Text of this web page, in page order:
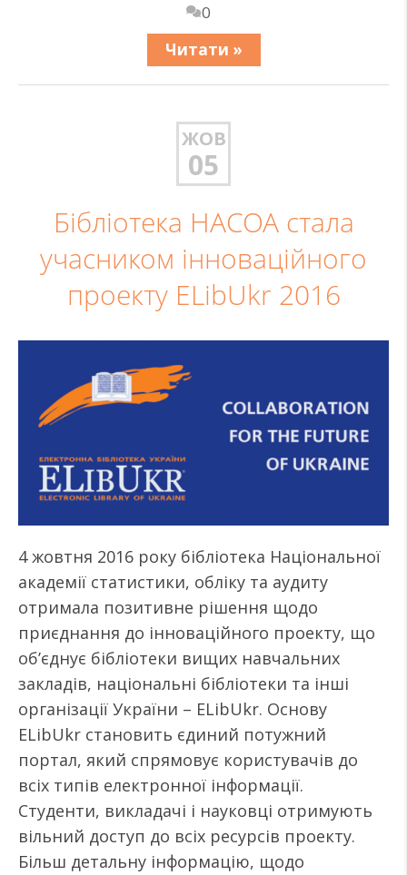
0
Читати »
ЖОВ
05
Бібліотека НАСОА стала
учасником інноваційного
проекту ELibUkr 2016
4 жовтня 2016 року бібліотека Національної
академії статистики, обліку та аудиту
отримала позитивне рішення щодо
приєднання до інноваційного проекту, що
об’єднує бібліотеки вищих навчальних
закладів, національні бібліотеки та інші
організації України – ELibUkr. Основу
ELibUkr становить єдиний потужний
портал, який спрямовує користувачів до
всіх типів електронної інформації.
Студенти, викладачі і науковці отримують
вільний доступ до всіх ресурсів проекту.
Більш детальну інформацію, щодо